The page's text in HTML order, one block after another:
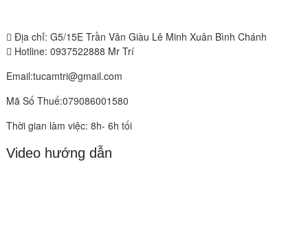
Địa chỉ: G5/15E Trần Văn Giàu Lê Minh Xuân Bình Chánh
Hotline: 0937522888 Mr Trí
Email:tucamtri@gmail.com
Mã Số Thuế:079086001580
Thời gian làm việc: 8h- 6h tối
Video hướng dẫn